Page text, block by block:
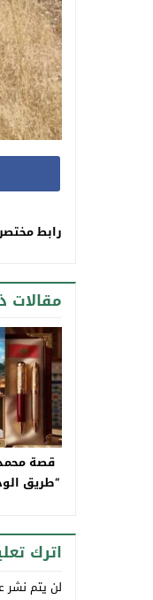
رابط
مقالات
قصة محمد
“طريق
اترك
لن يتم نشر